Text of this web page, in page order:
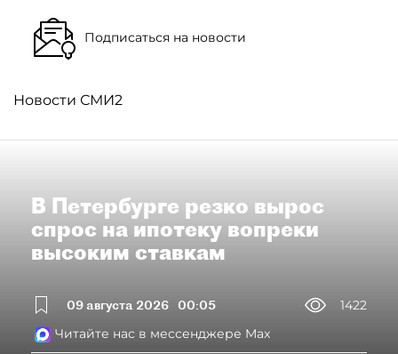
Подписаться на новости
Новости СМИ2
В Петербурге резко вырос
спрос на ипотеку вопреки
высоким ставкам
09 августа 2026 00:05
1422
Читайте нас в мессенджере Max